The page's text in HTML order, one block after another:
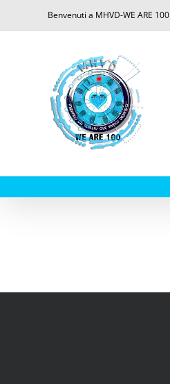
al
Benvenuti a MHVD-WE ARE 100